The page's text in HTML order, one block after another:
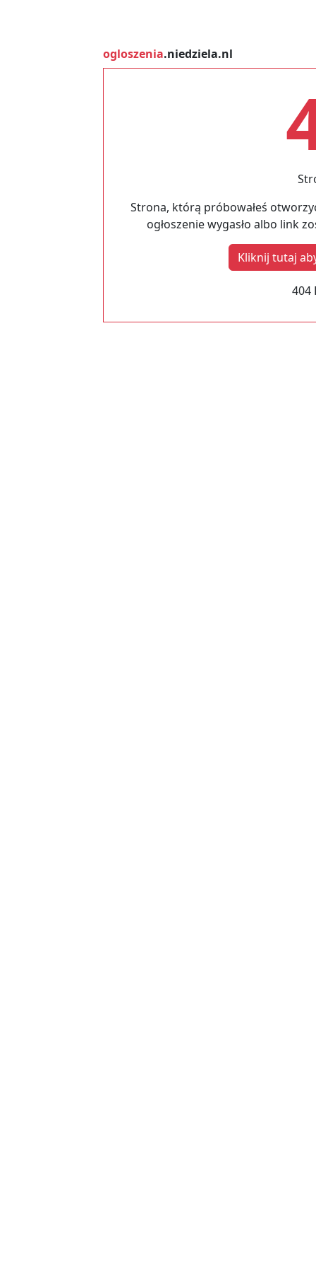
ogloszenia.niedziela.nl
Strona, którą próbowałeś
ogłoszenie wygasło albo link
Kliknij tutaj
404